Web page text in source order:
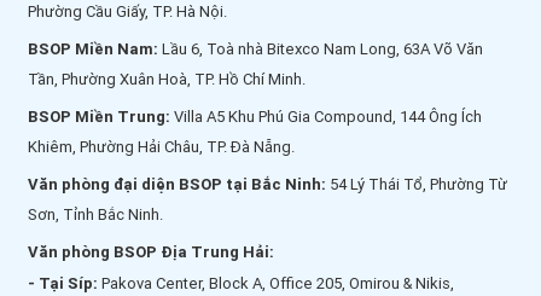
Phường Cầu Giấy, TP. Hà Nội.
BSOP Miền Nam: Lầu 6, Toà nhà Bitexco Nam Long, 63A Võ Văn
Tần, Phường Xuân Hoà, TP. Hồ Chí Minh.
BSOP Miền Trung: Villa A5 Khu Phú Gia Compound, 144 Ông Ích
Khiêm, Phường Hải Châu, TP. Đà Nẵng.
Văn phòng đại diện BSOP tại Bắc Ninh: 54 Lý Thái Tổ, Phường Từ
Sơn, Tỉnh Bắc Ninh.
Văn phòng BSOP Địa Trung Hải:
- Tại Síp: Pakova Center, Block A, Office 205, Omirou & Nikis,